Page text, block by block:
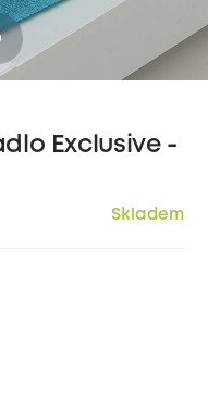
Exclusive -
Skladem